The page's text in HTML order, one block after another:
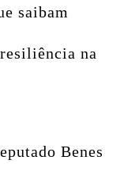
saibam
na
Benes